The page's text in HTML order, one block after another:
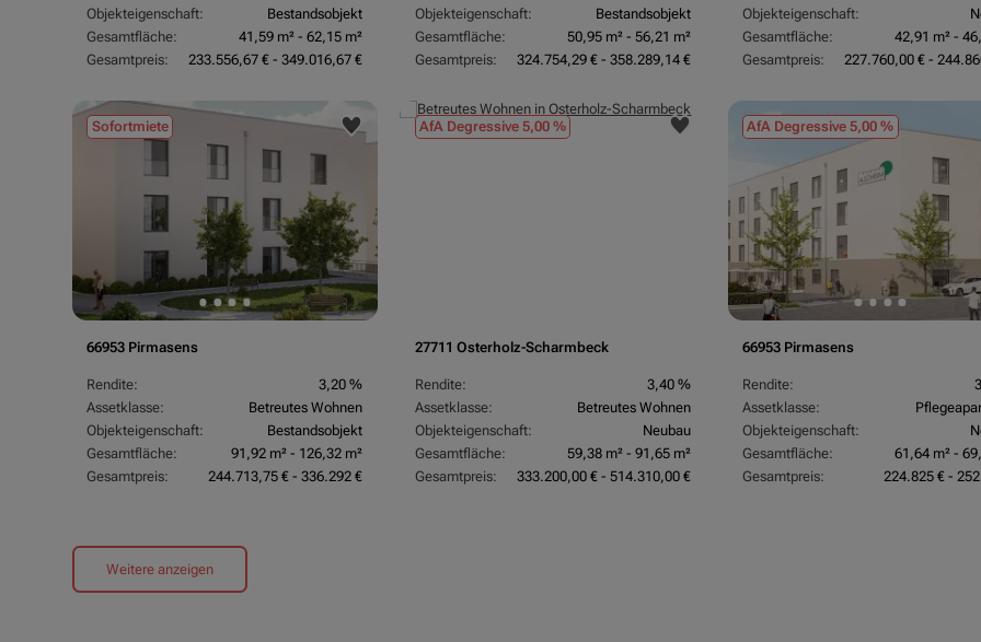
Objekteigenschaft:
Bestandsobjekt
Gesamtfläche:
41,59 m² - 62,15 m²
Gesamtpreis:
233.556,67 € - 349.016,67 €
Objekteigenschaft:
Bestandsobjekt
Gesamtfläche:
50,95 m² - 56,21 m²
Gesamtpreis:
324.754,29 € - 358.289,14 €
Objekteigenschaft:
Gesamtfläche:
42,91 m² -
Gesamtpreis:
227.760,00 € -
Sofortmiete
66953 Pirmasens
Rendite:
3,20 %
Assetklasse:
Betreutes Wohnen
Objekteigenschaft:
Bestandsobjekt
Gesamtfläche:
91,92 m² - 126,32 m²
Gesamtpreis:
244.713,75 € - 336.292 €
AfA Degressive 5,00 %
27711 Osterholz-Scharmbeck
Rendite:
3,40 %
Assetklasse:
Betreutes Wohnen
Objekteigenschaft:
Neubau
Gesamtfläche:
59,38 m² - 91,65 m²
Gesamtpreis:
333.200,00 € - 514.310,00 €
AfA Degressive 5,00 %
66953 Pirmasens
Rendite:
Assetklasse:
Objekteigenschaft:
Gesamtfläche:
61,64 m² -
Gesamtpreis:
224.825 € -
Weitere anzeigen